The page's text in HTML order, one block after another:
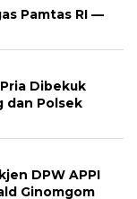
Pamtas RI —
Dibekuk
dan Polsek
DPW APPI
Ginomgom